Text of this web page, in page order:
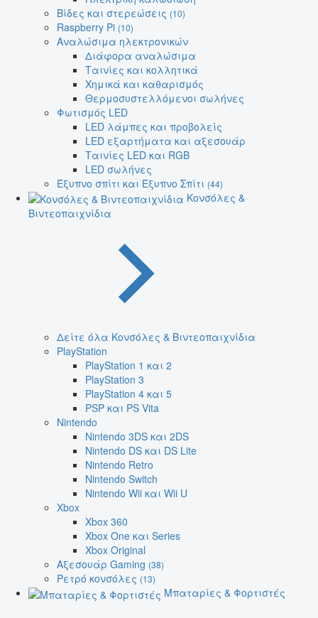
Βίδες και στερεώσεις (10)
Raspberry Pi (10)
Αναλώσιμα ηλεκτρονικών
Διάφορα αναλώσιμα
Ταινίες και κολλητικά
Χημικά και καθαρισμός
Θερμοσυστελλόμενοι σωλήνες
Φωτισμός LED
LED λάμπες και προβολείς
LED εξαρτήματα και αξεσουάρ
Ταινίες LED και RGB
LED σωλήνες
Έξυπνο σπίτι και Έξυπνο Σπίτι (44)
Κονσόλες &
Βιντεοπαιχνίδια
Δείτε όλα Κονσόλες & Βιντεοπαιχνίδια
PlayStation
PlayStation 1 και 2
PlayStation 3
PlayStation 4 και 5
PSP και PS Vita
Nintendo
Nintendo 3DS και 2DS
Nintendo DS και DS Lite
Nintendo Retro
Nintendo Switch
Nintendo Wii και Wii U
Xbox
Xbox 360
Xbox One και Series
Xbox Original
Αξεσουάρ Gaming (38)
Ρετρό κονσόλες (13)
Μπαταρίες & Φορτιστές